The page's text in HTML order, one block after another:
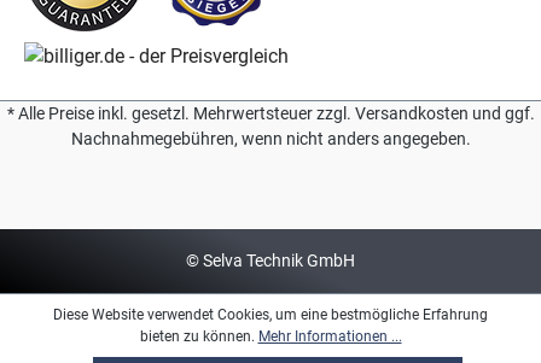
* Alle Preise inkl. gesetzl. Mehrwertsteuer zzgl. Versandkosten und ggf.
Nachnahmegebühren, wenn nicht anders angegeben.
© Selva Technik GmbH
Diese Website verwendet Cookies, um eine bestmögliche Erfahrung
bieten zu können. Mehr Informationen ...